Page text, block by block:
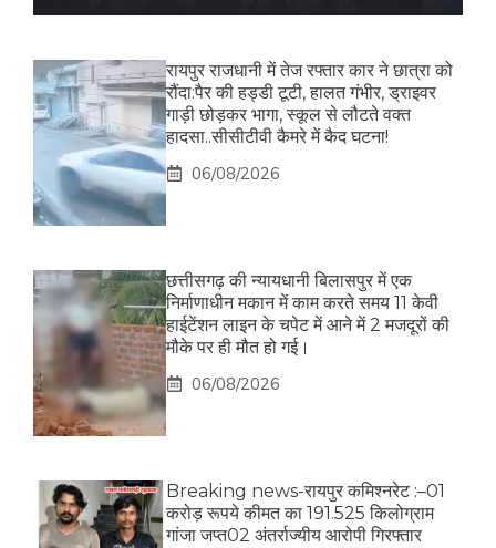
रायपुर राजधानी में तेज रफ्तार कार ने छात्रा को
रौंदा:पैर की हड्डी टूटी, हालत गंभीर, ड्राइवर
गाड़ी छोड़कर भागा, स्कूल से लौटते वक्त
हादसा..सीसीटीवी कैमरे में कैद घटना!
06/08/2026
छत्तीसगढ़ की न्यायधानी बिलासपुर में एक
निर्माणाधीन मकान में काम करते समय 11 केवी
हाईटेंशन लाइन के चपेट में आने में 2 मजदूरों की
मौके पर ही मौत हो गई।
06/08/2026
Breaking news-रायपुर कमिश्नरेट :–01
करोड़ रूपये कीमत का 191.525 किलोग्राम
गांजा जप्त02 अंतर्राज्यीय आरोपी गिरफ्तार